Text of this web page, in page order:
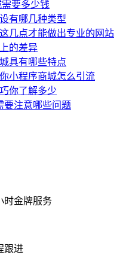
要多少钱
有哪几种类型
几点才能做出专业的网站
的差异
具有哪些特点
小程序商城怎么引流
你了解多少
要注意哪些问题
时金牌服务
跟进